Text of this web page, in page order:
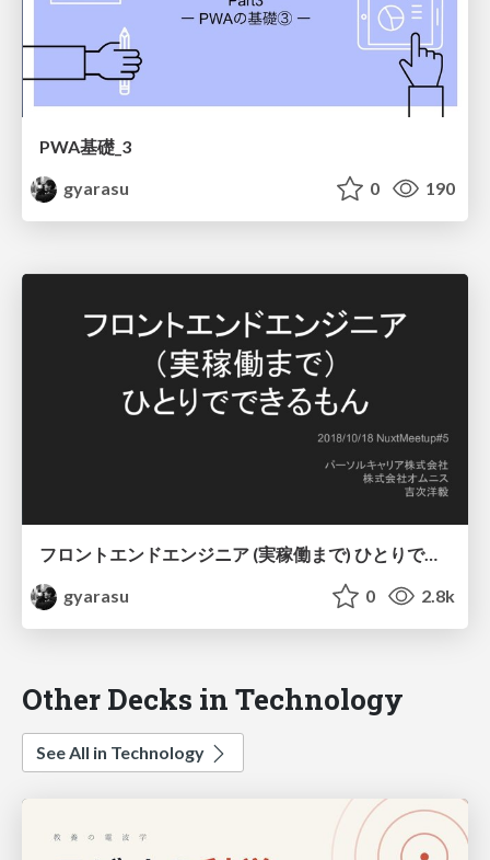
PWA基礎_3
gyarasu
0 190
フロントエンドエンジニア (実稼働まで) ひとりでできるもん
gyarasu
0 2.8k
Other Decks in Technology
See All in Technology